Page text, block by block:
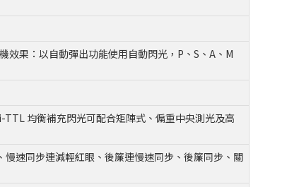
果：以自動彈出功能使用自動閃光，P、S、A、M
均衡補充閃光可配合矩陣式、偏重中央測光及高
速同步連減輕紅眼、後簾連慢速同步、後簾同步、關